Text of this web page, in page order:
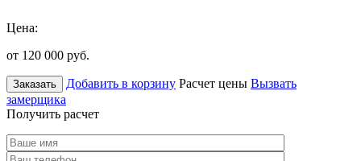
Цена:
от 120 000 руб.
Заказать Добавить в корзину Расчет цены Вызвать
замерщика
Получить расчет